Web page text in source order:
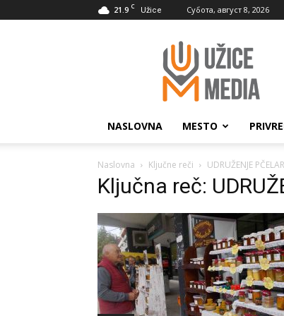
21.9 C Užice Субота, август 8, 2026
UžiceMedia
NASLOVNA MESTO
Naslovna Ključne reči UDRUŽENJE
Ključna reč: